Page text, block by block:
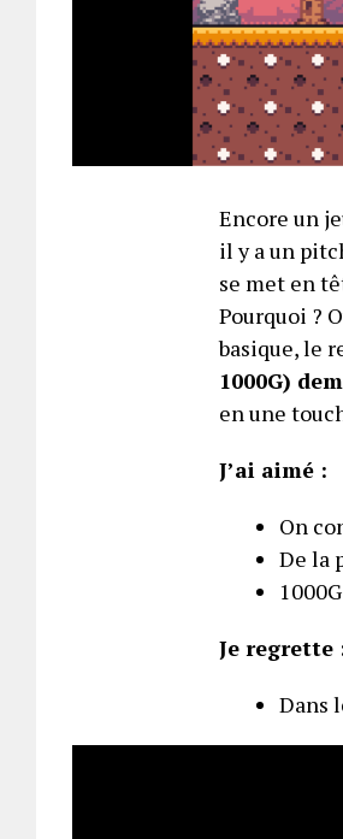
Encore un
il y a un
se met en
Pourquoi ?
basique, le
1000G)
en une
J’ai aimé :
On
De la
Je regrette
Dans